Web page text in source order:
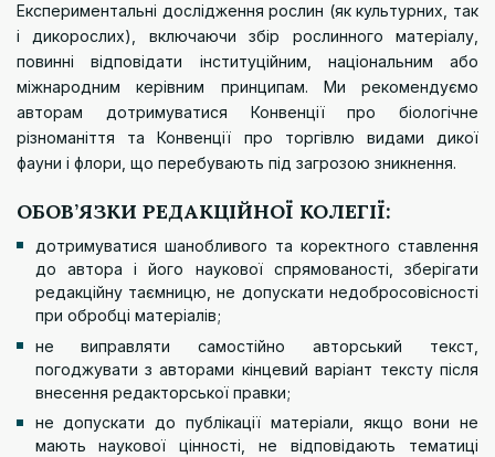
Експериментальні дослідження рослин (як культурних, так
і дикорослих), включаючи збір рослинного матеріалу,
повинні відповідати інституційним, національним або
міжнародним керівним принципам. Ми рекомендуємо
авторам дотримуватися Конвенції про біологічне
різноманіття таКонвенції про торгівлю видами дикої
фауни і флори , що перебувають під загрозою зникнення.
ОБОВ’ЯЗКИ РЕДАКЦІЙНОЇ КОЛЕГІЇ:
дотримуватися шанобливого та коректного ставлення
до автора і його наукової спрямованості, зберігати
редакційну таємницю, не допускати недобросовісності
при обробці матеріалів;
не виправляти самостійно авторський текст,
погоджувати з авторами кінцевий варіант тексту після
внесення редакторської правки;
не допускати до публікації матеріали, якщо вони не
мають наукової цінності, не відповідають тематиці